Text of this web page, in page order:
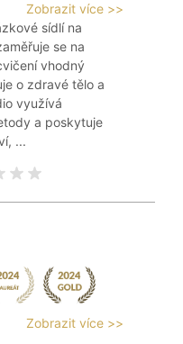
Zobrazit více >>
sídlí na
se na
vhodný
o zdravé tělo a
využívá
a poskytuje
...
Zobrazit více >>